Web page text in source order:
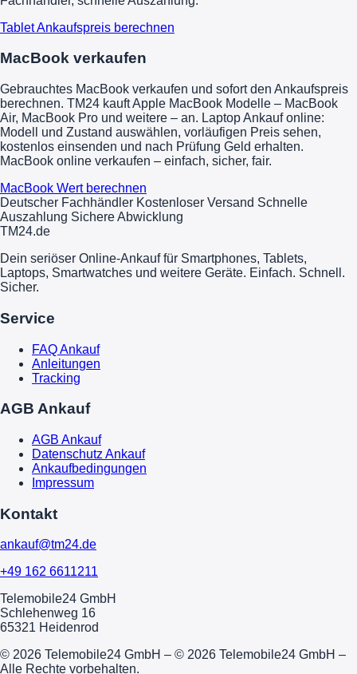
Tablet Ankaufspreis berechnen
MacBook verkaufen
Gebrauchtes MacBook verkaufen und sofort den Ankaufspreis
berechnen. TM24 kauft Apple MacBook Modelle – MacBook
Air, MacBook Pro und weitere – an. Laptop Ankauf online:
Modell und Zustand auswählen, vorläufigen Preis sehen,
kostenlos einsenden und nach Prüfung Geld erhalten.
MacBook online verkaufen – einfach, sicher, fair.
MacBook Wert berechnen
Deutscher Fachhändler Kostenloser Versand Schnelle
Auszahlung Sichere Abwicklung
TM24.de
Dein seriöser Online-Ankauf für Smartphones, Tablets,
Laptops, Smartwatches und weitere Geräte. Einfach. Schnell.
Sicher.
Service
FAQ Ankauf
Anleitungen
Tracking
AGB Ankauf
AGB Ankauf
Datenschutz Ankauf
Ankaufbedingungen
Impressum
Kontakt
ankauf@tm24.de
+49 162 6611211
Telemobile24 GmbH
Schlehenweg 16
65321 Heidenrod
© 2026 Telemobile24 GmbH – © 2026 Telemobile24 GmbH –
Alle Rechte vorbehalten.